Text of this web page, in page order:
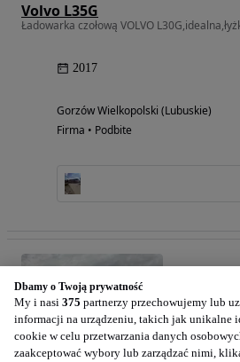
Volvo L35G
2017
Gorzów Wielkopolski (Lubuskie)
Firma • Podbite
Dbamy o Twoją prywatność
My i nasi 375 partnerzy przechowujemy lub
informacji na urządzeniu, takich jak unikalne
cookie w celu przetwarzania danych
zaakceptować wybory lub zarządzać nimi,